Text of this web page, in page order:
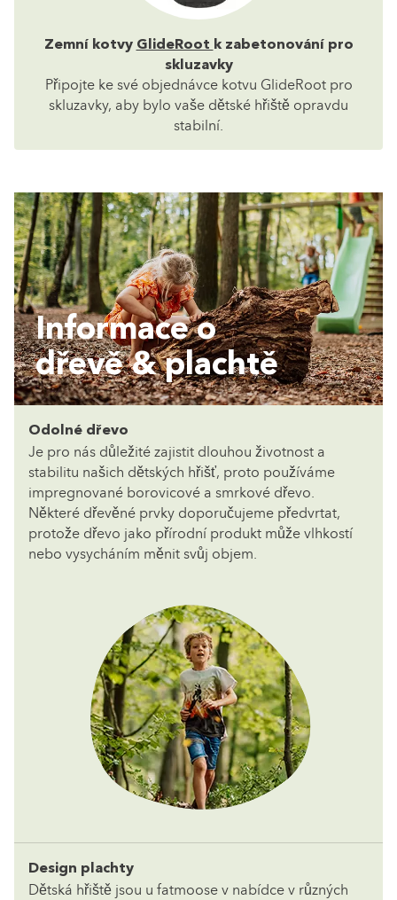
Zemní kotvy GlideRoot k zabetonování pro
skluzavky
Připojte ke své objednávce kotvu GlideRoot pro
skluzavky, aby bylo vaše dětské hřiště opravdu
stabilní.
Informace o
dřevě & plachtě
Odolné dřevo
Je pro nás důležité zajistit dlouhou životnost a
stabilitu našich dětských hřišť, proto používáme
impregnované borovicové a smrkové dřevo.
Některé dřevěné prvky doporučujeme předvrtat,
protože dřevo jako přírodní produkt může vlhkostí
nebo vysycháním měnit svůj objem.
Design plachty
Dětská hřiště jsou u fatmoose v nabídce v různých